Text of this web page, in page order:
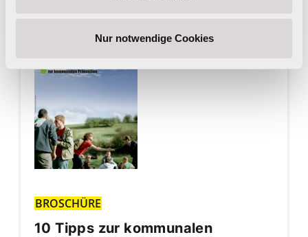
Nur notwendige Cookies
BROSCHÜRE
10 Tipps zur kommunalen